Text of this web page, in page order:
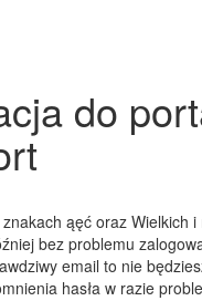
do
ąęć oraz Wielkich i
bez problemu
email to nie
hasła w razie